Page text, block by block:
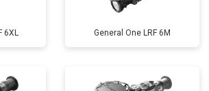
6XL General One LRF 6M